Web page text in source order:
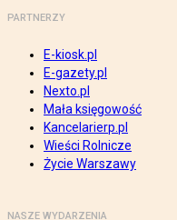
PARTNERZY
E-kiosk.pl
E-gazety.pl
Nexto.pl
Mała księgowość
Kancelarierp.pl
Wieści Rolnicze
Życie Warszawy
NASZE WYDARZENIA